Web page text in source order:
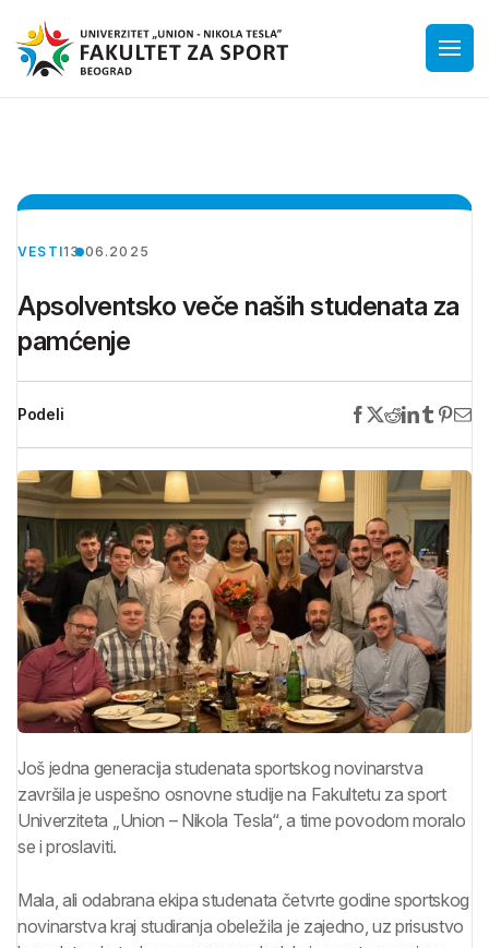
VESTI13.06.2025
Apsolventsko veče naših studenata za
pamćenje
Podeli
Još jedna generacija studenata sportskog novinarstva
završila je uspešno osnovne studije na Fakultetu za sport
Univerziteta „Union – Nikola Tesla“, a time povodom moralo
se i proslaviti.
Mala, ali odabrana ekipa studenata četvrte godine sportskog
novinarstva kraj studiranja obeležila je zajedno, uz prisustvo